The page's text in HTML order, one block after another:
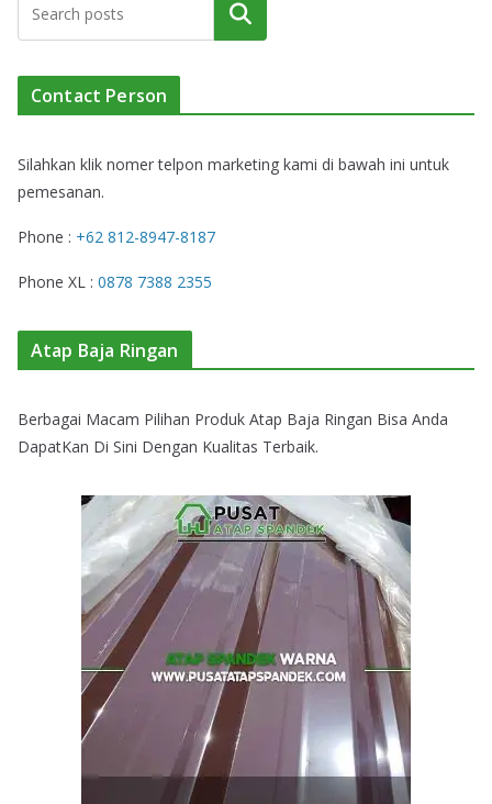
Cari
Contact Person
Silahkan klik nomer telpon marketing kami di bawah ini untuk
pemesanan.
Phone : +62 812-8947-8187
Phone XL : 0878 7388 2355
Atap Baja Ringan
Berbagai Macam Pilihan Produk Atap Baja Ringan Bisa Anda
DapatKan Di Sini Dengan Kualitas Terbaik.